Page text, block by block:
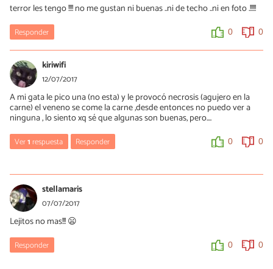
terror les tengo !!!! no me gustan ni buenas ..ni de techo ..ni en foto .!!!!!
Responder 0 0
kiriwifi
12/07/2017
A mi gata le pico una (no esta) y le provocó necrosis (agujero en la
carne) el veneno se come la carne ,desde entonces no puedo ver a
ninguna , lo siento xq sé que algunas son buenas, pero....
Ver1respuesta Responder 0 0
21/11/2021
Probablemente se trate de una araña "viiolinista", llamada así por
tenes en el lomo una figura que recuerda a un viiolín. Su toxina
provoca necrosis de los tejidos circundantes a la ìcadura.
0 0
stellamaris
07/07/2017
Lejitos no mas!!! 😦
Responder 0 0